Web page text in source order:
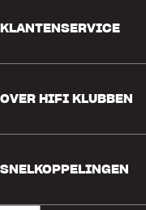
KLANTENSERVICE
Vragen en antwoorden
Ruilen en retourneren
Bestelling herroepen
OVER HIFI KLUBBEN
Over ons
SNELKOPPELINGEN